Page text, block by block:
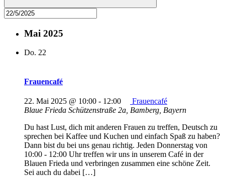
Mai 2025
Do. 22
Frauencafé
22. Mai 2025 @ 10:00 - 12:00
Frauencafé
Blaue Frieda Schützenstraße 2a, Bamberg, Bayern
Du hast Lust, dich mit anderen Frauen zu treffen, Deutsch zu
sprechen bei Kaffee und Kuchen und einfach Spaß zu haben?
Dann bist du bei uns genau richtig. Jeden Donnerstag von
10:00 - 12:00 Uhr treffen wir uns in unserem Café in der
Blauen Frieda und verbringen zusammen eine schöne Zeit.
Sei auch du dabei […]